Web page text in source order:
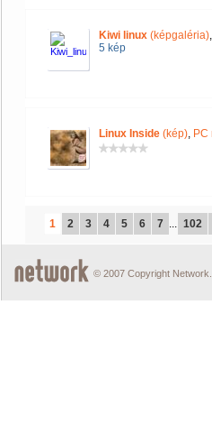
Kiwi linux (képgaléria),
5 kép
Linux Inside (kép), PC
1 2 3 4 5 6 7 ... 102
© 2007 Copyright